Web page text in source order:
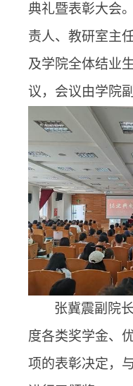
典礼暨表彰大会
责人、教研室主
及学院全体结业生
议，会议由学院
张冀震副院
度各类奖学金、
项的表彰决定，